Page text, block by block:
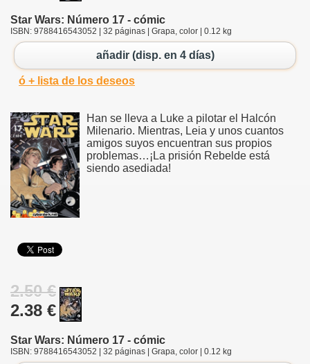
Star Wars: Número 17 - cómic
ISBN: 9788416543052 | 32 páginas | Grapa, color | 0.12 kg
añadir (disp. en 4 días)
ó + lista de los deseos
Han se lleva a Luke a pilotar el Halcón
Milenario. Mientras, Leia y unos cuantos
amigos suyos encuentran sus propios
problemas…¡La prisión Rebelde está
siendo asediada!
2.50 €
2.38 €
Star Wars: Número 17 - cómic
ISBN: 9788416543052 | 32 páginas | Grapa, color | 0.12 kg